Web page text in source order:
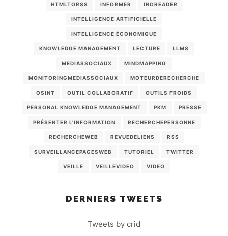
HTMLTORSS INFORMER INOREADER
INTELLIGENCE ARTIFICIELLE
INTELLIGENCE ÉCONOMIQUE
KNOWLEDGE MANAGEMENT LECTURE LLMS
MEDIASSOCIAUX MINDMAPPING
MONITORINGMEDIASSOCIAUX MOTEURDERECHERCHE
OSINT OUTIL COLLABORATIF OUTILS FROIDS
PERSONAL KNOWLEDGE MANAGEMENT PKM PRESSE
PRÉSENTER L'INFORMATION RECHERCHEPERSONNE
RECHERCHEWEB REVUEDELIENS RSS
SURVEILLANCEPAGESWEB TUTORIEL TWITTER
VEILLE VEILLEVIDEO VIDEO
DERNIERS TWEETS
Tweets by crid